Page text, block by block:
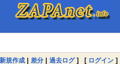
新規作成 | 差分 | 過去ログ] [ ログイン ]